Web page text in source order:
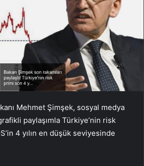
Mehmet Şimşek, sosyal medya
paylaşımla Türkiye’nin risk
4 yılın en düşük seviyesinde